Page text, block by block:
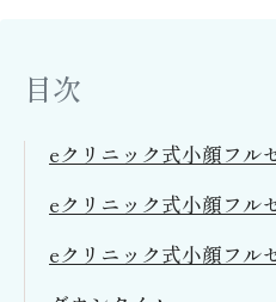
目次
eクリニック式小顔フル
eクリニック式小顔フル
eクリニック式小顔フル